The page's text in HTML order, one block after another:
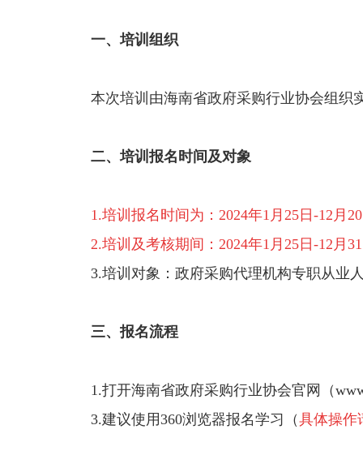
一、培训组织
本次培训由海南省政府采购行业协会组织
二、培训报名时间及对象
1.培训报名时间为：2024年1月25日-12月
2.培训及考核期间：2024年1月25日-12月
3.培训对象：政府采购代理机构专职从业
三、报名流程
1.打开海南省政府采购行业协会官网（
3.建议使用360浏览器报名学习（具体操作